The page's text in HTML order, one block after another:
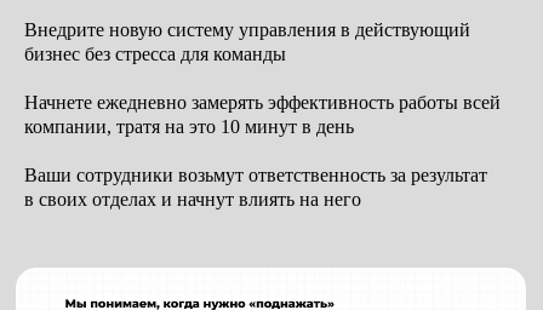
Внедрите новую систему управления в действующий
бизнес без стресса для команды
Начнете ежедневно замерять эффективность работы всей
компании, тратя на это 10 минут в день
Ваши сотрудники возьмут ответственность за результат
в своих отделах и начнут влиять на него